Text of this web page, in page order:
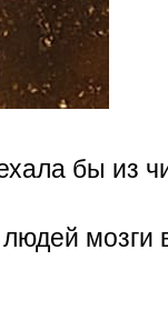
бы из
мозги